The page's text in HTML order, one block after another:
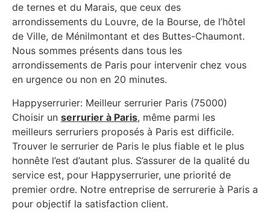
de ternes et du Marais, que ceux des
arrondissements du Louvre, de la Bourse, de l’hôtel
de Ville, de Ménilmontant et des Buttes-Chaumont.
Nous sommes présents dans tous les
arrondissements de Paris pour intervenir chez vous
en urgence ou non en 20 minutes.
Happyserrurier: Meilleur serrurier Paris (75000)
Choisir un serrurier à Paris, même parmi les
meilleurs serruriers proposés à Paris est difficile.
Trouver le serrurier de Paris le plus fiable et le plus
honnête l’est d’autant plus. S’assurer de la qualité du
service est, pour Happyserrurier, une priorité de
premier ordre. Notre entreprise de serrurerie à Paris a
pour objectif la satisfaction client.